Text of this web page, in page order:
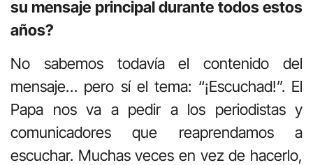
su mensaje principal durante todos estos
años?
No sabemos todavía el contenido del
mensaje… pero sí el tema: “¡Escuchad!”. El
Papa nos va a pedir a los periodistas y
comunicadores que reaprendamos a
escuchar. Muchas veces en vez de hacerlo,